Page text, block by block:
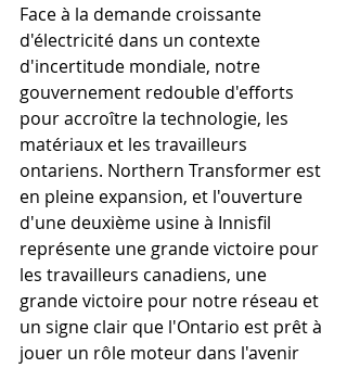
Face à la demande croissante
d'électricité dans un contexte
d'incertitude mondiale, notre
gouvernement redouble d'efforts
pour accroître la technologie, les
matériaux et les travailleurs
ontariens. Northern Transformer est
en pleine expansion, et l'ouverture
d'une deuxième usine à Innisfil
représente une grande victoire pour
les travailleurs canadiens, une
grande victoire pour notre réseau et
un signe clair que l'Ontario est prêt à
jouer un rôle moteur dans l'avenir